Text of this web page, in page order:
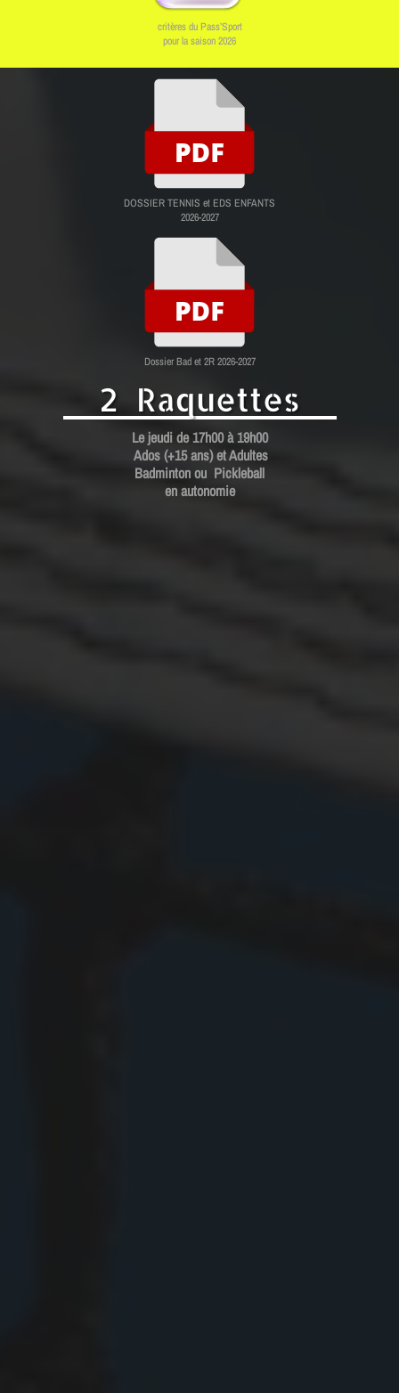
critères du Pass’Sport
pour la saison 2026
DOSSIER TENNIS et EDS ENFANTS
2026-2027
Dossier Bad et 2R 2026-2027
2 Raquettes
Le jeudi de 17h00 à 19h00
Ados (+15 ans) et Adultes
Badminton ou Pickleball
en autonomie